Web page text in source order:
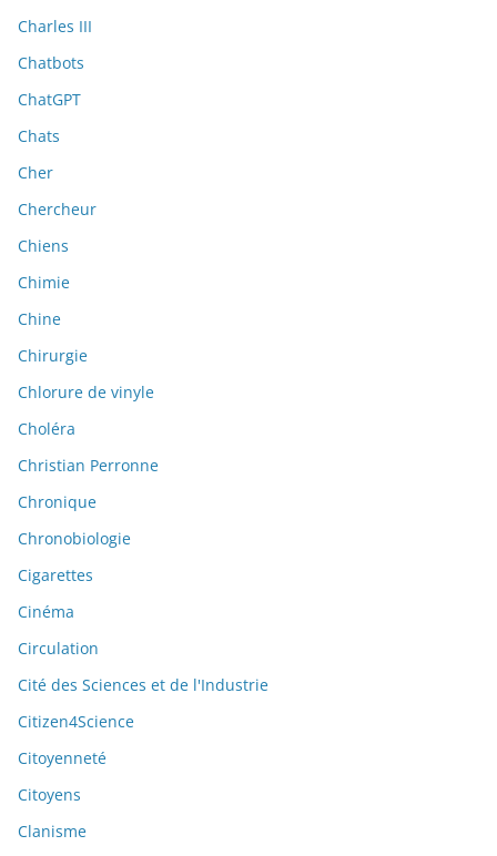
Charles III
Chatbots
ChatGPT
Chats
Cher
Chercheur
Chiens
Chimie
Chine
Chirurgie
Chlorure de vinyle
Choléra
Christian Perronne
Chronique
Chronobiologie
Cigarettes
Cinéma
Circulation
Cité des Sciences et de l'Industrie
Citizen4Science
Citoyenneté
Citoyens
Clanisme